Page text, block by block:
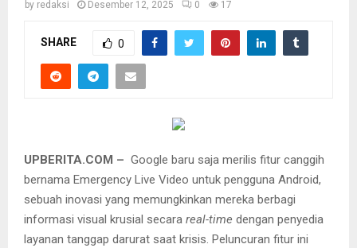
by redaksi Desember 12, 2025 0 17
SHARE 0
UPBERITA.COM – Google baru saja merilis fitur canggih
bernama Emergency Live Video untuk pengguna Android,
sebuah inovasi yang memungkinkan mereka berbagi
informasi visual krusial secara real-time dengan penyedia
layanan tanggap darurat saat krisis. Peluncuran fitur ini